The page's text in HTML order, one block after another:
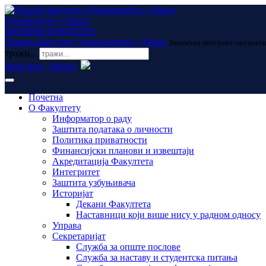
Универзитет у Нишу
ПРАВНИ ФАКУЛТЕТ
Правни факултет Универзитета у Нишу Званична интернет
тражи...
ћирилица latinica
Почетна
О Факултету
Информатор о раду
Заштита података о личности
Политика приватности
Финансијски планови и извештаји
Акредитација Факултета
Интегритет
Заштита узбуњивача
Историјат
Декани Факултета
Наставници који више нису у радном односу
Управа
Секретаријат
Служба за опште послове
Служба за наставу и студентска питања